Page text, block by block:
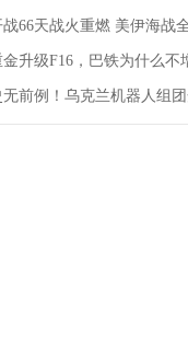
战66天战火重燃 美伊海战
金升级F16，巴铁为什么不
无前例！乌克兰机器人组